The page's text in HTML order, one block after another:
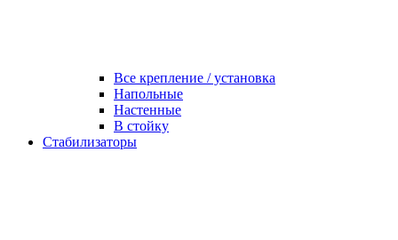
Все крепление / установка
Напольные
Настенные
В стойку
Стабилизаторы